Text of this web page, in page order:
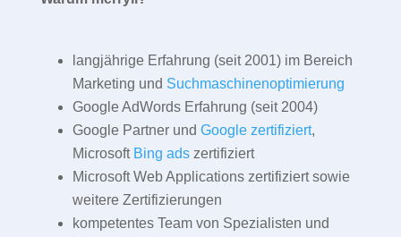
langjährige Erfahrung (seit 2001) im Bereich
Marketing und Suchmaschinenoptimierung
Google AdWords Erfahrung (seit 2004)
Google Partner und Google zertifiziert,
Microsoft Bing adszertifiziert
Microsoft Web Applications zertifiziert sowie
weitere Zertifizierungen
kompetentes Team von Spezialisten und